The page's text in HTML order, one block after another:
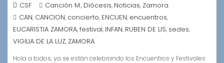
CSF Canción M., Diócesis, Noticias, Zamora
CAN, CANCION, concierto, ENCUEN, encuentros,
EUCARISTIA ZAMORA,festival, INFAN, RUBEN DE LIS, sedes,
VIGILIA DE LA LUZ, ZAMORA
Hola a todos, ya se están celebrando los Encuentros y Festivales